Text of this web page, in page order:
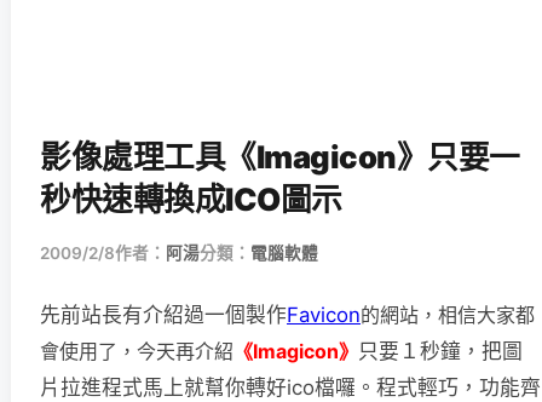
影像處理工具《Imagicon》只要一
秒快速轉換成ICO圖示
2009/2/8作者： 阿湯分類： 電腦軟體
先前站長有介紹過一個製作Favicon的網站，相信大家都
會使用了， 今天再介紹 《Imagicon》 只要１秒鐘，把圖
片拉進程式馬上就幫你轉好ico檔囉。程式輕巧，功能齊